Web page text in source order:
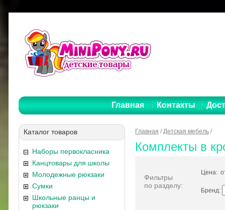
Главная Контакты
Каталог товаров
Наборы первокласника
Канцтовары для школы
Молодежные рюкзаки
Сумки
Школьные ранцы и
рюкзаки
Главная /Детская мебель /
Комплекты в
Фильтры
по разделу:
Цена:
Бренд: